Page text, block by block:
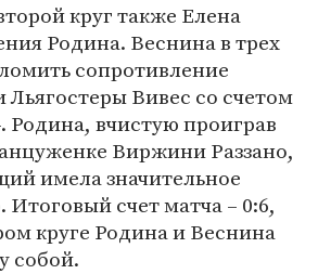
круг также Елена
Родина. Веснина в трех
сопротивление
Вивес со счетом
Родина, вчистую проиграв
Виржини Раззано,
имела значительное
счет матча – 0:6,
круге Родина и Веснина
собой.